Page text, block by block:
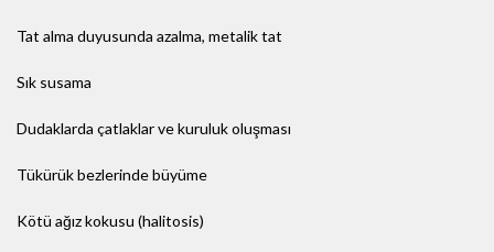
Tat alma duyusunda azalma, metalik tat
Sık susama
Dudaklarda çatlaklar ve kuruluk oluşması
Tükürük bezlerinde büyüme
Kötü ağız kokusu (halitosis)